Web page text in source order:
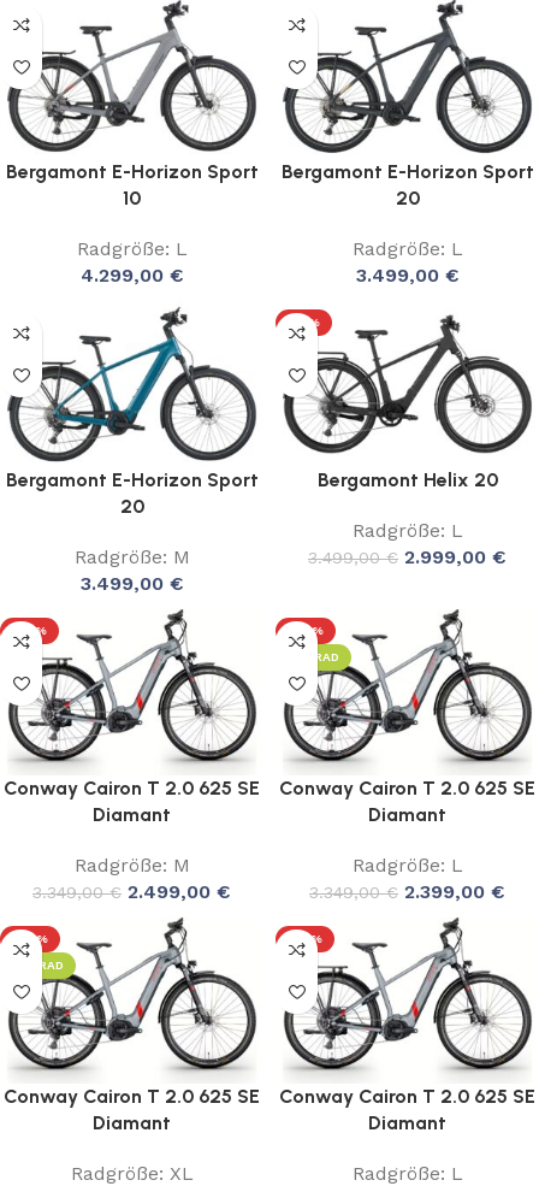
Bergamont E-Horizon Sport
10
Radgröße: L
4.299,00 €
Bergamont E-Horizon Sport
20
Radgröße: L
3.499,00 €
Bergamont E-Horizon Sport
20
Radgröße: M
3.499,00 €
-14%
Bergamont Helix 20
Radgröße: L
3.499,00€ 2.999,00 €
-25%
Conway Cairon T 2.0 625 SE
Diamant
Radgröße: M
3.349,00€ 2.499,00 €
-28%
LEIHRAD
Conway Cairon T 2.0 625 SE
Diamant
Radgröße: L
3.349,00€ 2.399,00 €
-28%
LEIHRAD
Conway Cairon T 2.0 625 SE
Diamant
Radgröße: XL
-25%
Conway Cairon T 2.0 625 SE
Diamant
Radgröße: L